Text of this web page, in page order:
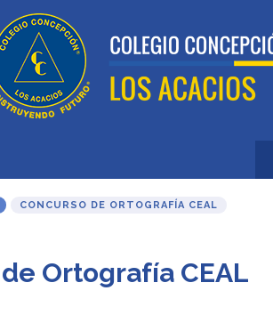
CONCURSO DE ORTOGRAFÍA CEAL
Ortografía CEAL